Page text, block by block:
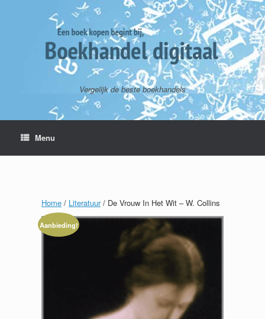
Vergelijk de beste boekhandels
Menu
Home / Literatuur/ De Vrouw In Het Wit – W. Collins
Aanbieding!